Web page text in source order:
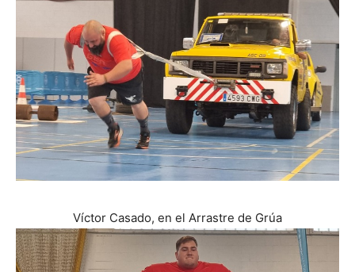
Víctor Casado, en el Arrastre de Grúa